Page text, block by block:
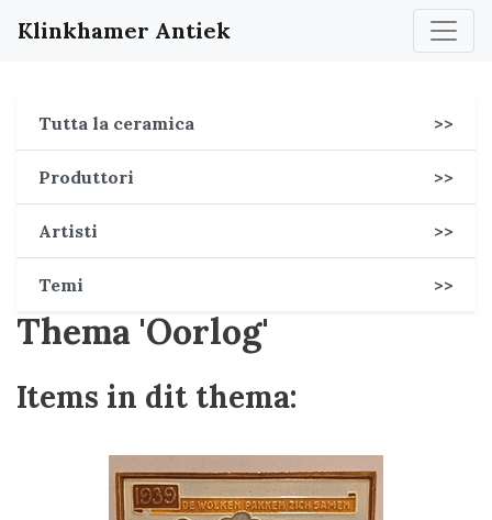
Klinkhamer Antiek
Tutta la ceramica >>
Produttori >>
Artisti >>
Temi >>
Thema 'Oorlog'
Items in dit thema: